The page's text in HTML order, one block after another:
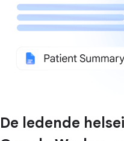
De ledende